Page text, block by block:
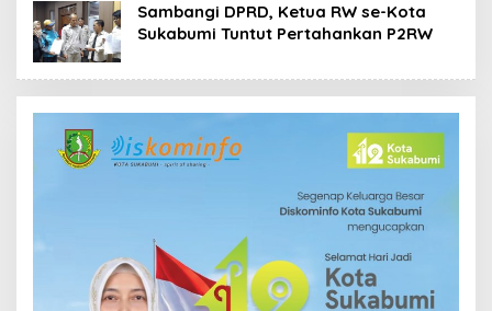
Sambangi DPRD, Ketua RW se-Kota
Sukabumi Tuntut Pertahankan P2RW